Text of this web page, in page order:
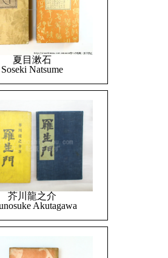
夏目漱石
Soseki Natsume
芥川龍之介
Akutagawa